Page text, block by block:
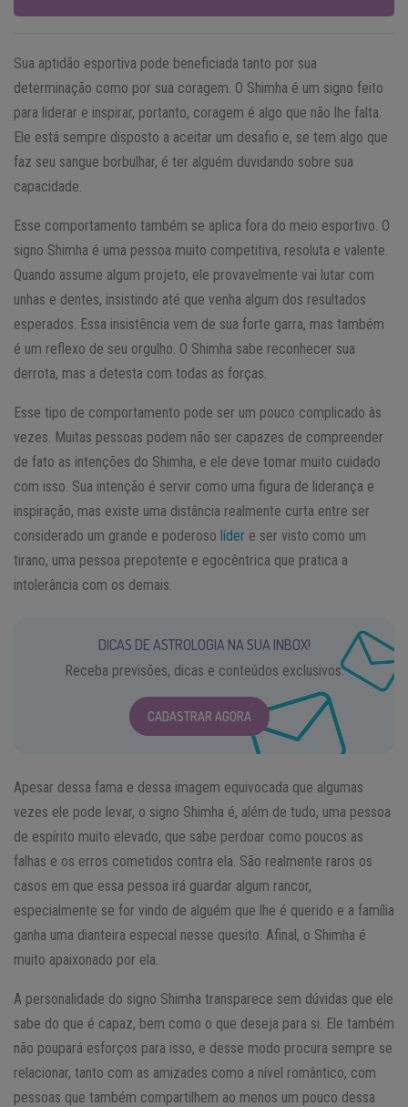
Sua aptidão esportiva pode beneficiada tanto por sua
determinação como por sua coragem. O Shimha é um signo feito
para liderar e inspirar, portanto, coragem é algo que não lhe falta.
Ele está sempre disposto a aceitar um desafio e, se tem algo que
faz seu sangue borbulhar, é ter alguém duvidando sobre sua
capacidade.
Esse comportamento também se aplica fora do meio esportivo. O
signo Shimha é uma pessoa muito competitiva, resoluta e valente.
Quando assume algum projeto, ele provavelmente vai lutar com
unhas e dentes, insistindo até que venha algum dos resultados
esperados. Essa insistência vem de sua forte garra, mas também
é um reflexo de seu orgulho. O Shimha sabe reconhecer sua
derrota, mas a detesta com todas as forças.
Esse tipo de comportamento pode ser um pouco complicado às
vezes. Muitas pessoas podem não ser capazes de compreender
de fato as intenções do Shimha, e ele deve tomar muito cuidado
com isso. Sua intenção é servir como uma figura de liderança e
inspiração, mas existe uma distância realmente curta entre ser
considerado um grande e poderoso líder e ser visto como um
tirano, uma pessoa prepotente e egocêntrica que pratica a
intolerância com os demais.
DICAS DE ASTROLOGIA NA SUA INBOX!
Receba previsões, dicas e conteúdos exclusivos.
CADASTRAR AGORA
Apesar dessa fama e dessa imagem equivocada que algumas
vezes ele pode levar, o signo Shimha é, além de tudo, uma pessoa
de espírito muito elevado, que sabe perdoar como poucos as
falhas e os erros cometidos contra ela. São realmente raros os
casos em que essa pessoa irá guardar algum rancor,
especialmente se for vindo de alguém que lhe é querido e a família
ganha uma dianteira especial nesse quesito. Afinal, o Shimha é
muito apaixonado por ela.
A personalidade do signo Shimha transparece sem dúvidas que ele
sabe do que é capaz, bem como o que deseja para si. Ele também
não poupará esforços para isso, e desse modo procura sempre se
relacionar, tanto com as amizades como a nível romântico, com
pessoas que também compartilhem ao menos um pouco dessa